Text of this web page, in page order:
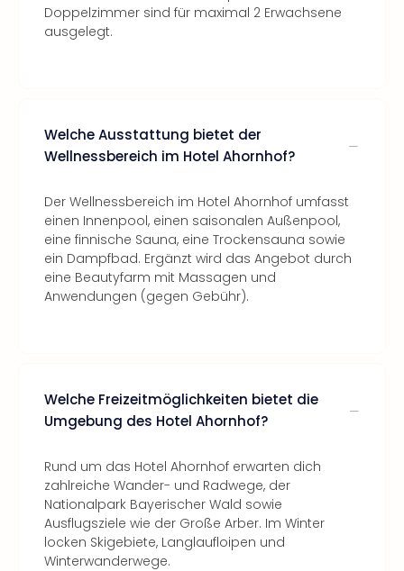
Doppelzimmer sind für maximal 2 Erwachsene
ausgelegt.
Welche Ausstattung bietet der
Wellnessbereich im Hotel Ahornhof?
Der Wellnessbereich im Hotel Ahornhof umfasst
einen Innenpool, einen saisonalen Außenpool,
eine finnische Sauna, eine Trockensauna sowie
ein Dampfbad. Ergänzt wird das Angebot durch
eine Beautyfarm mit Massagen und
Anwendungen (gegen Gebühr).
Welche Freizeitmöglichkeiten bietet die
Umgebung des Hotel Ahornhof?
Rund um das Hotel Ahornhof erwarten dich
zahlreiche Wander- und Radwege, der
Nationalpark Bayerischer Wald sowie
Ausflugsziele wie der Große Arber. Im Winter
locken Skigebiete, Langlaufloipen und
Winterwanderwege.